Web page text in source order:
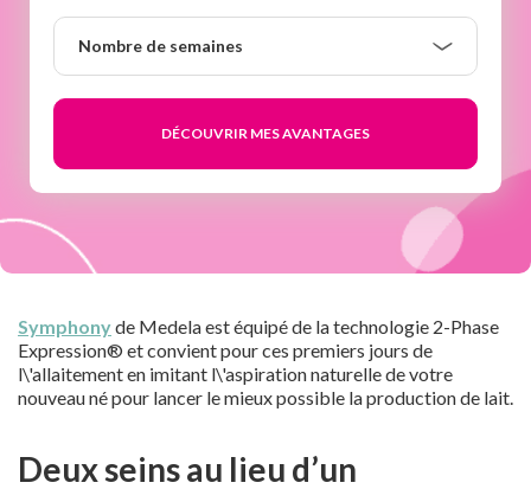
semaines
Nombre de semaines
Symphonyde Medela est équipé de la technologie 2-Phase
Expression® et convient pour ces premiers jours de
l\'allaitement en imitant l\'aspiration naturelle de votre
nouveau né pour lancer le mieux possible la production de lait.
Deux seins au lieu d’un